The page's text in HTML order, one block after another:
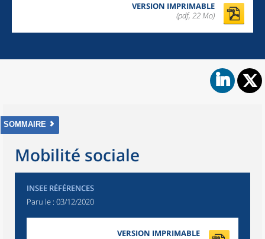
VERSION IMPRIMABLE
(pdf, 22 Mo)
SOMMAIRE
Mobilité sociale
INSEE RÉFÉRENCES
Paru le : 03/12/2020
VERSION IMPRIMABLE